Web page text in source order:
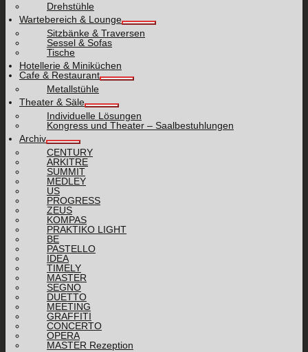
Drehstühle
Wartebereich & Lounge
Sitzbänke & Traversen
Sessel & Sofas
Tische
Hotellerie & Miniküchen
Cafe & Restaurant
Metallstühle
Theater & Säle
Individuelle Lösungen
Kongress und Theater – Saalbestuhlungen
Archiv
CENTURY
ARKITRE
SUMMIT
MEDLEY
US
PROGRESS
ZEUS
KOMPAS
PRAKTIKO LIGHT
BE
PASTELLO
IDEA
TIMELY
MASTER
SEGNO
DUETTO
MEETING
GRAFFITI
CONCERTO
OPERA
MASTER Rezeption